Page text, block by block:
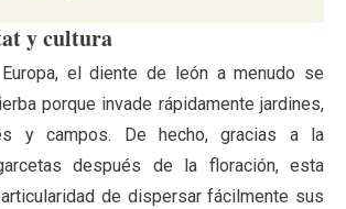
y cultura
el diente de león a menudo se
porque invade rápidamente jardines,
y campos. De hecho, gracias a la
después de la floración, esta
de dispersar fácilmente sus